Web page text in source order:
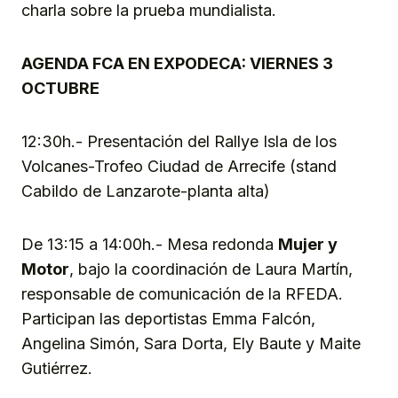
charla sobre la prueba mundialista.
AGENDA FCA EN EXPODECA: VIERNES 3
OCTUBRE
12:30h.- Presentación del Rallye Isla de los
Volcanes-Trofeo Ciudad de Arrecife (stand
Cabildo de Lanzarote-planta alta)
De 13:15 a 14:00h.- Mesa redonda Mujer y
Motor, bajo la coordinación de Laura Martín,
responsable de comunicación de la RFEDA.
Participan las deportistas Emma Falcón,
Angelina Simón, Sara Dorta, Ely Baute y Maite
Gutiérrez.